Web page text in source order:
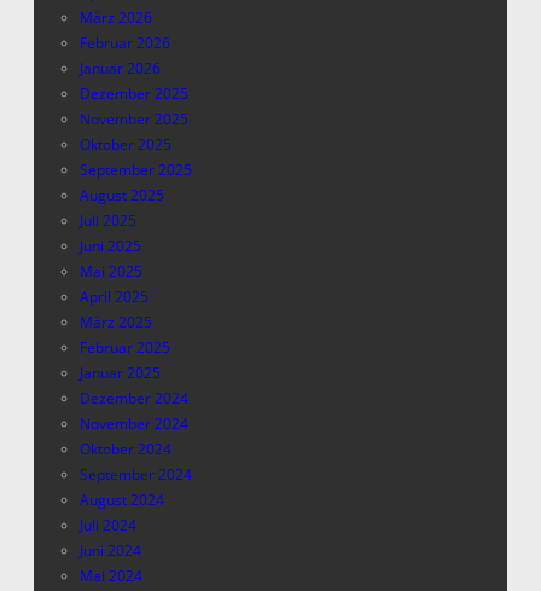
März 2026
Februar 2026
Januar 2026
Dezember 2025
November 2025
Oktober 2025
September 2025
August 2025
Juli 2025
Juni 2025
Mai 2025
April 2025
März 2025
Februar 2025
Januar 2025
Dezember 2024
November 2024
Oktober 2024
September 2024
August 2024
Juli 2024
Juni 2024
Mai 2024